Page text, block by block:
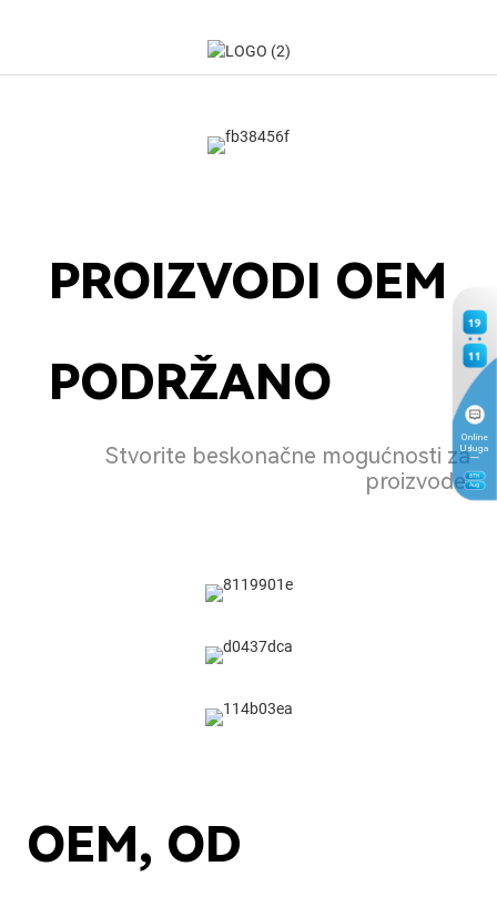
PROIZVODI OEM
PODRŽANO
Stvorite beskonačne mogućnosti za
proizvode.
OEM, OD
19
11
Online
Usluga
8TH
Aug